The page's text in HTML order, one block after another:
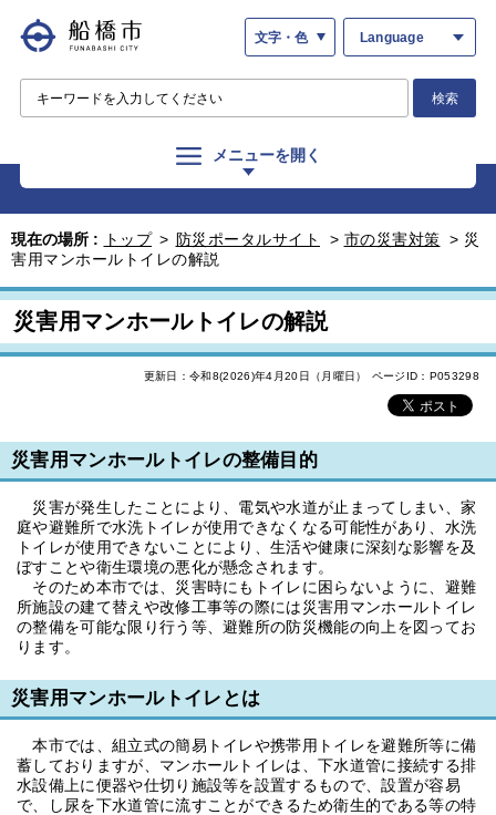
文字・色 Language
検索
メニューを開く
現在の場所 : トップ > 防災ポータルサイト > 市の災害対策 > 災
害用マンホールトイレの解説
災害用マンホールトイレの解説
更新日：令和8(2026)年4月20日（月曜日） ページID：P053298
災害用マンホールトイレの整備目的
災害が発生したことにより、電気や水道が止まってしまい、家
庭や避難所で水洗トイレが使用できなくなる可能性があり、水洗
トイレが使用できないことにより、生活や健康に深刻な影響を及
ぼすことや衛生環境の悪化が懸念されます。
そのため本市では、災害時にもトイレに困らないように、避難
所施設の建て替えや改修工事等の際には災害用マンホールトイレ
の整備を可能な限り行う等、避難所の防災機能の向上を図ってお
ります。
災害用マンホールトイレとは
本市では、組立式の簡易トイレや携帯用トイレを避難所等に備
蓄しておりますが、マンホールトイレは、下水道管に接続する排
水設備上に便器や仕切り施設等を設置するもので、設置が容易
で、し尿を下水道管に流すことができるため衛生的である等の特